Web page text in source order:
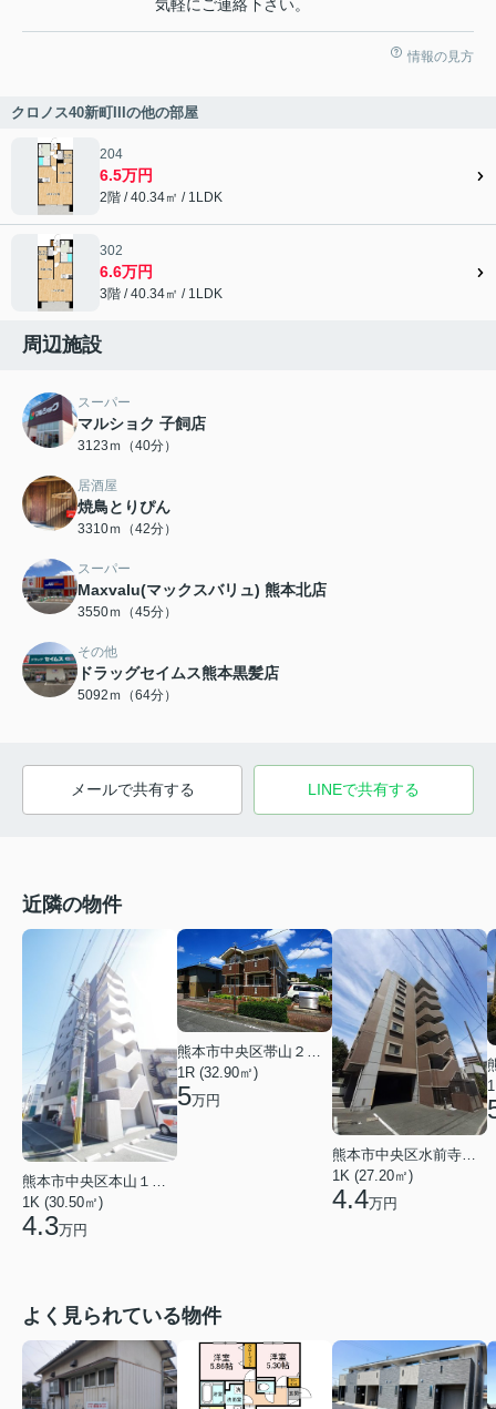
気軽にご連絡下さい。
情報の見方
クロノス40新町IIIの他の部屋
204
6.5万円
2階 / 40.34㎡ / 1LDK
302
6.6万円
3階 / 40.34㎡ / 1LDK
周辺施設
スーパー
マルショク 子飼店
3123ｍ（40分）
居酒屋
焼鳥とりぴん
3310ｍ（42分）
スーパー
Maxvalu(マックスバリュ) 熊本北店
3550ｍ（45分）
その他
ドラッグセイムス熊本黒髪店
5092ｍ（64分）
メールで共有する LINEで共有する
近隣の物件
1K (30.50㎡)
4.3万円
1R (32.90㎡)
5万円
熊本市中央区水前寺公園
1K (27.20㎡)
4.4万円
よく見られている物件